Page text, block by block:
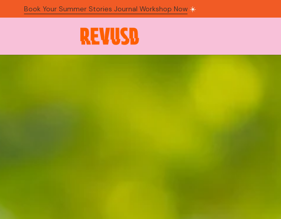
Book Your Summer Stories Journal Workshop Now☀️